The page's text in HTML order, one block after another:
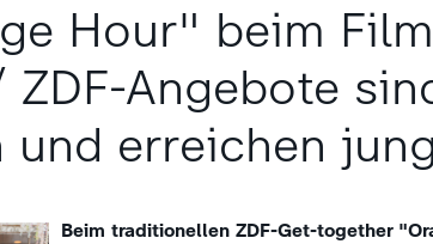
Hour" beim
Angebote
erreichen
Beim traditionellen ZDF-Get-together